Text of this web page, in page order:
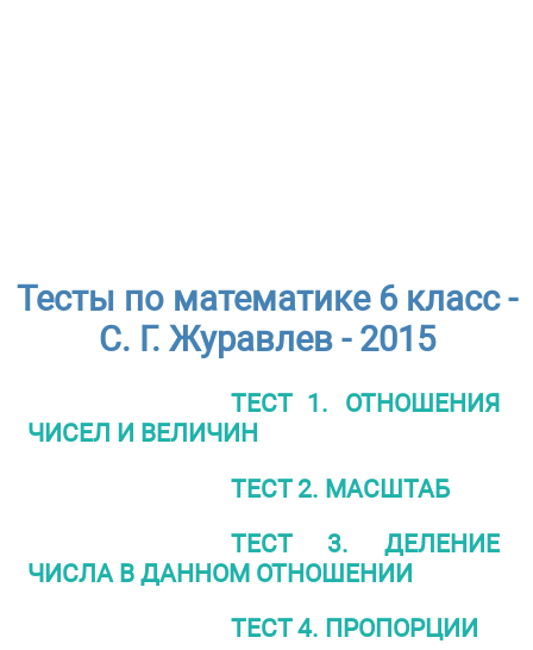
Тесты по математике 6 класс -
С. Г. Журавлев - 2015
ТЕСТ 1. ОТНОШЕНИЯ
ЧИСЕЛ И ВЕЛИЧИН
ТЕСТ 2. МАСШТАБ
ТЕСТ 3. ДЕЛЕНИЕ
ЧИСЛА В ДАННОМ ОТНОШЕНИИ
ТЕСТ 4. ПРОПОРЦИИ